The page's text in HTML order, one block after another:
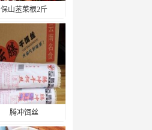
保山苤菜根2斤
腾冲饵丝